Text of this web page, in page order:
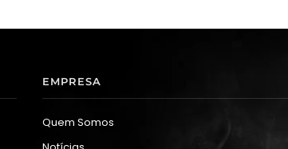
EMPRESA
Quem Somos